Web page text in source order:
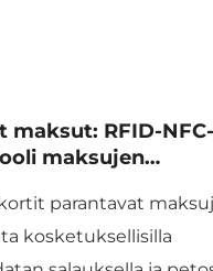
maksut: RFID-NFC-
maksujen
parantavat
kosketuksellisilla